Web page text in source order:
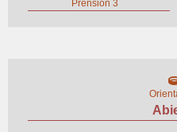
Prensión 3